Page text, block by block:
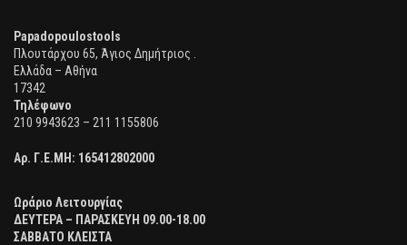
Papadopoulostools
Πλουτάρχου 65, Άγιος Δημήτριος .
Ελλάδα – Αθήνα
17342
Τηλέφωνο
210 9943623 – 211 1155806
Αρ. Γ.Ε.ΜΗ: 165412802000
Ωράριο Λειτουργίας
ΔΕΥΤΕΡΑ – ΠΑΡΑΣΚΕΥΗ 09.00-18.00
ΣΑΒΒΑΤΟ ΚΛΕΙΣΤΑ